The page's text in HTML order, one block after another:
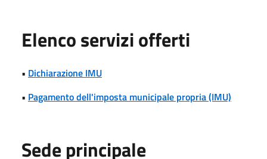
Elenco servizi offerti
• Dichiarazione IMU
• Pagamento dell'imposta municipale propria (IMU)
Sede principale